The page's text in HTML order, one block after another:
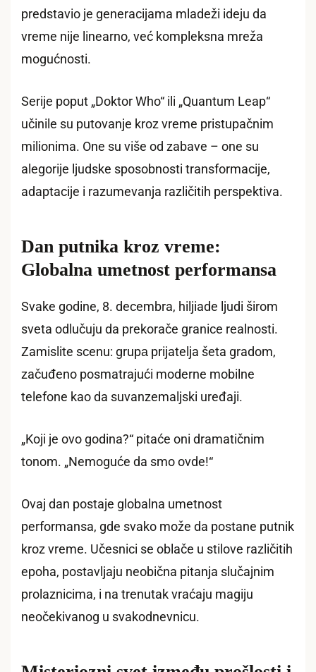
predstavio je generacijama mladeži ideju da
vreme nije linearno, već kompleksna mreža
mogućnosti.
Serije poput „Doktor Who“ ili „Quantum Leap“
učinile su putovanje kroz vreme pristupačnim
milionima. One su više od zabave – one su
alegorije ljudske sposobnosti transformacije,
adaptacije i razumevanja različitih perspektiva.
Dan putnika kroz vreme:
Globalna umetnost performansa
Svake godine, 8. decembra, hiljiade ljudi širom
sveta odlučuju da prekorače granice realnosti.
Zamislite scenu: grupа prijatelja šeta gradom,
začuđeno posmatrajući moderne mobilne
telefone kao da suvanzemaljski uređaji.
„Koji je ovo godina?“ pitaće oni dramatičnim
tonom. „Nemoguće da smo ovde!“
Ovaj dan postaje globalna umetnost
performansa, gde svako može da postane putnik
kroz vreme. Učesnici se oblače u stilove različitih
epoha, postavljaju neobična pitanja slučajnim
prolaznicima, i na trenutak vraćaju magiju
neočekivanog u svakodnevnicu.